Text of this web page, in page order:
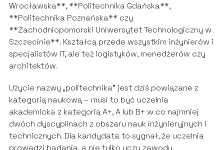
Wrocławska**, **Politechnika Gdańska**,
**Politechnika Poznańska** czy
**Zachodniopomorski Uniwersytet Technologiczny w
Szczecinie**. Kształcą przede wszystkim inżynierów i
specjalistów IT, ale też logistyków, menedżerów czy
architektów.
Użycie nazwy „politechnika” jest dziś powiązane z
kategorią naukową – musi to być uczelnia
akademicka z kategorią A+, A lub B+ w co najmniej
dwóch dyscyplinach z obszaru nauk inżynieryjnych i
technicznych. Dla kandydata to sygnał, że uczelnia
prowadzi badania, a nie tylko uczy zawodu.